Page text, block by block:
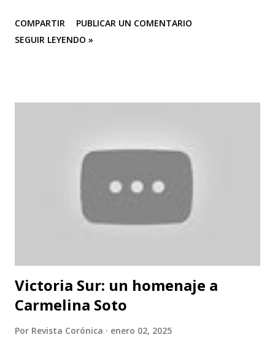
creación artística, desde sus años de estudiante en la
Academia de Bellas Artes de Pensilvania hasta su mudanza a
COMPARTIR
PUBLICAR UN COMENTARIO
SEGUIR LEYENDO »
Victoria Sur: un homenaje a
Carmelina Soto
Por Revista Corónica enero 02, 2025